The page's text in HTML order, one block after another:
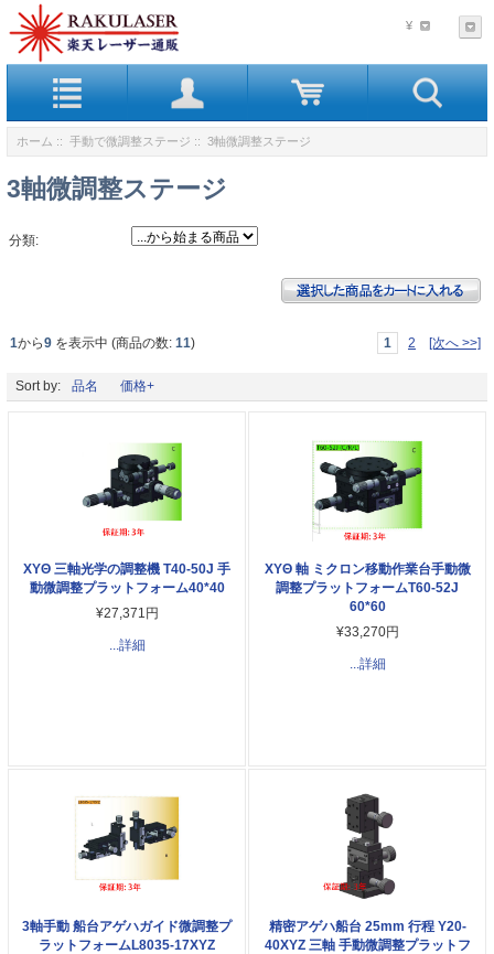
¥
ホーム :: 手動で微調整ステージ :: 3軸微調整ステージ
3軸微調整ステージ
分類:
1から9 を表示中 (商品の数: 11) 1 2 [次へ >>]
Sort by: 品名 価格+
XYΘ 三軸光学の調整機 T40-50J 手
動微調整プラットフォーム40*40
¥27,371円
...詳細
XYΘ 軸 ミクロン移動作業台手動微
調整プラットフォームT60-52J
60*60
¥33,270円
...詳細
3軸手動 船台アゲハガイド微調整プ
ラットフォームL8035-17XYZ
精密アゲハ船台 25mm 行程 Y20-
40XYZ 三軸 手動微調整プラットフ